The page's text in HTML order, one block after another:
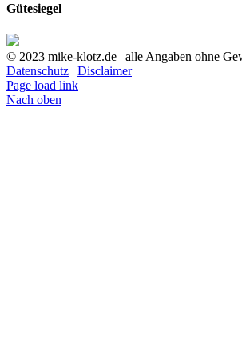
Gütesiegel
© 2023 mike-klotz.de | alle Angaben ohne
Datenschutz | Disclaimer
Page load link
Nach oben